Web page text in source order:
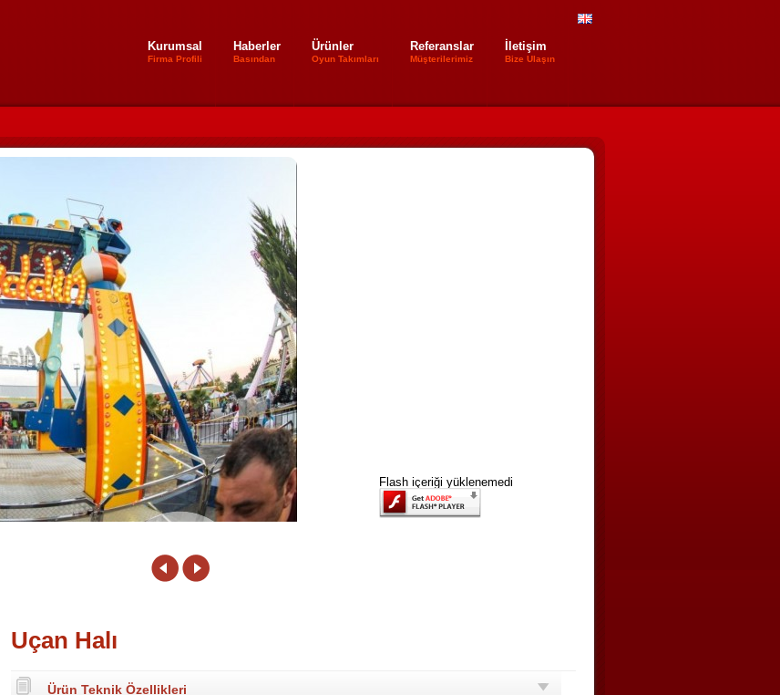
Kurumsal
Firma Profili
Haberler
Basından
Ürünler
Oyun Takımları
Referanslar
Müşterilerimiz
İletişim
Bize Ulaşın
Flash içeriği yüklenemedi
Uçan Halı
Ürün Teknik Özellikleri